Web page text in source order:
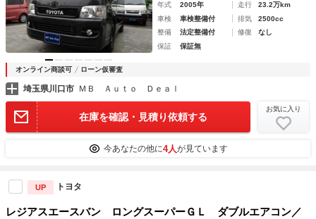
年式 2005年 走行
23.2万km
車検
車検整備付 排気
2500cc
整備
法定整備付 修復
なし
保証
保証無
オンライン商談可 ローン仮審査
埼玉県川口市 ＭＢ Ａｕｔｏ Ｄｅａｌ
在庫を確認・見積り依頼する
お気に入り
今あなたの他に4人が見ています
UP トヨタ
レジアスエースバン ロングスーパーＧＬ ダブルエアコン／